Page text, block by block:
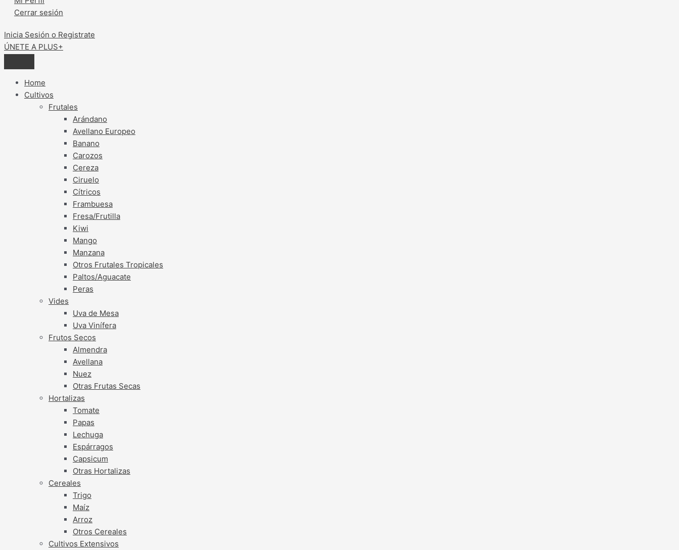
Cerrar sesión
Inicia Sesión o Registrate
ÚNETE A PLUS+
Home
Cultivos
Frutales
Arándano
Avellano Europeo
Banano
Carozos
Cereza
Ciruelo
Cítricos
Frambuesa
Fresa/Frutilla
Kiwi
Mango
Manzana
Otros Frutales Tropicales
Paltos/Aguacate
Peras
Vides
Uva de Mesa
Uva Vinífera
Frutos Secos
Almendra
Avellana
Nuez
Otras Frutas Secas
Hortalizas
Tomate
Papas
Lechuga
Espárragos
Capsicum
Otras Hortalizas
Cereales
Trigo
Maíz
Arroz
Otros Cereales
Cultivos Extensivos